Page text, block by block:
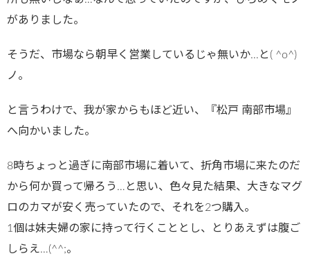
がありました。
そうだ、市場なら朝早く営業しているじゃ無いか…と( ^o^)
ノ。
と言うわけで、我が家からもほど近い、『松戸 南部市場』
へ向かいました。
8時ちょっと過ぎに南部市場に着いて、折角市場に来たのだ
から何か買って帰ろう…と思い、色々見た結果、大きなマグ
ロのカマが安く売っていたので、それを2つ購入。
1個は妹夫婦の家に持って行くこととし、とりあえずは腹ご
しらえ…(^^;。